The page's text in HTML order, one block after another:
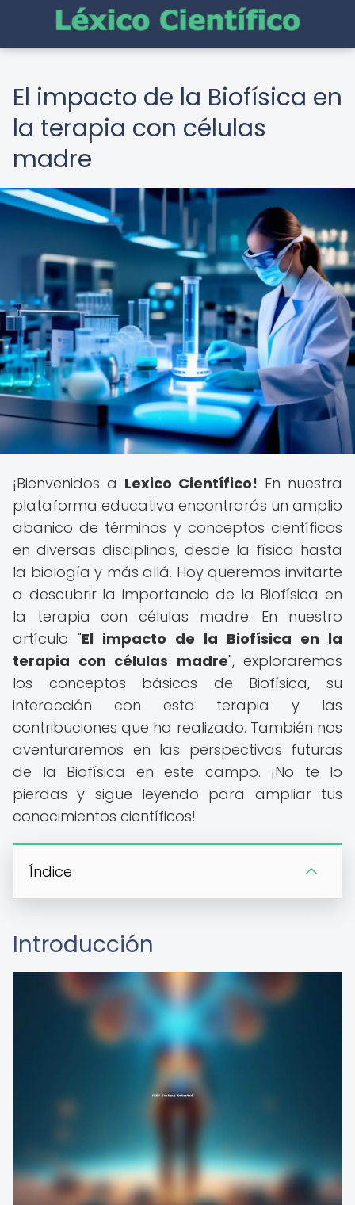
El impacto de la Biofísica en
la terapia con células
madre
¡Bienvenidos a Lexico Científico! En nuestra
plataforma educativa encontrarás un amplio
abanico de términos y conceptos científicos
en diversas disciplinas, desde la física hasta
la biología y más allá. Hoy queremos invitarte
a descubrir la importancia de la Biofísica en
la terapia con células madre. En nuestro
artículo "El impacto de la Biofísica en la
terapia con células madre", exploraremos
los conceptos básicos de Biofísica, su
interacción con esta terapia y las
contribuciones que ha realizado. También nos
aventuraremos en las perspectivas futuras
de la Biofísica en este campo. ¡No te lo
pierdas y sigue leyendo para ampliar tus
conocimientos científicos!
Índice
Introducción